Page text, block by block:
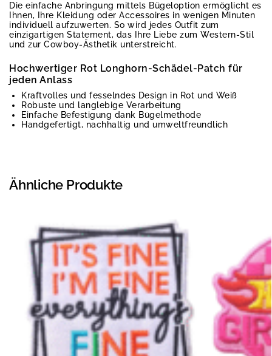
Die einfache Anbringung mittels Bügeloption ermöglicht es
Ihnen, Ihre Kleidung oder Accessoires in wenigen Minuten
individuell aufzuwerten. So wird jedes Outfit zum
einzigartigen Statement, das Ihre Liebe zum Western-Stil
und zur Cowboy-Ästhetik unterstreicht.
Hochwertiger Rot Longhorn-Schädel-Patch für
jeden Anlass
Kraftvolles und fesselndes Design in Rot und Weiß
Robuste und langlebige Verarbeitung
Einfache Befestigung dank Bügelmethode
Handgefertigt, nachhaltig und umweltfreundlich
Ähnliche Produkte